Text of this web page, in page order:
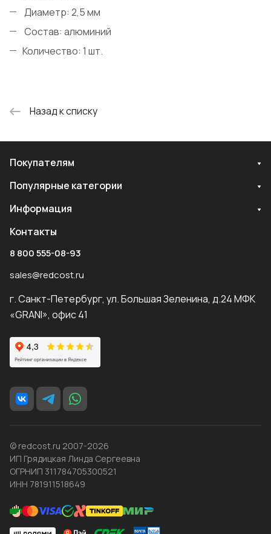
Диаметр: 2,5 мм
Состав: алюминий
Количество: 1 шт.
Назад к списку
Покупателям
Популярные категории
Информация
Контакты
8 800 555-08-93
sales@redcost.ru
г. Санкт-Петербург, ул. Большая Зеленина, д.24 МФК
«GRANI», офис 41
© redcost.ru 2007-2026
ИП Грядицкая Линда Сергеевна
ОГРНИП 311784705300521
ИНН 781911518649